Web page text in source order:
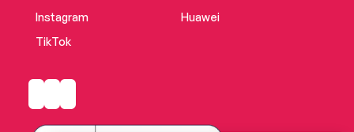
Instagram
TikTok
Huawei